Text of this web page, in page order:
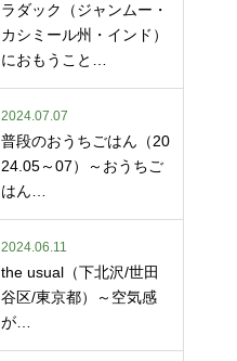
ラダック（ジャンムー・
カシミール州・インド）
におもうこと…
2024.07.07
普段のおうちごはん（20
24.05～07）～おうちご
はん…
2024.06.11
the usual（下北沢/世田
谷区/東京都）～空気感
が…